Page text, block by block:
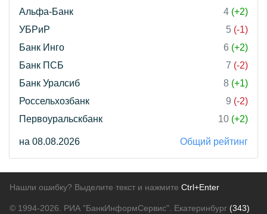
Альфа-Банк
4 (+2)
УБРиР
5 (-1)
Банк Инго
6 (+2)
Банк ПСБ
7 (-2)
Банк Уралсиб
8 (+1)
Россельхозбанк
9 (-2)
Первоуральскбанк
10 (+2)
на 08.08.2026 Общий рейтинг
Нашли ошибку? Выделите текст и нажмите Ctrl+Enter
© 1994-2026. РИА "БанкИнформСервис". Екатеринбург (343)